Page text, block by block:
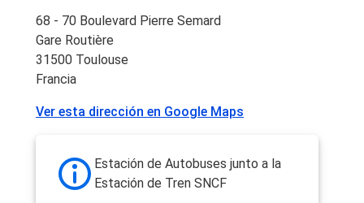
68 - 70 Boulevard Pierre Semard
Gare Routière
31500 Toulouse
Francia
Ver esta dirección en Google Maps
Estación de Autobuses junto a la
Estación de Tren SNCF